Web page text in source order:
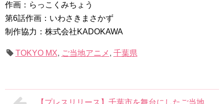
作画：らっこくみちょう
第6話作画：いわさきまさかず
制作協力：株式会社KADOKAWA
TOKYO MX, ご当地アニメ , 千葉県